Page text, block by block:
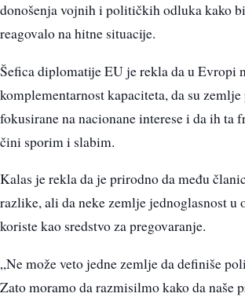
donošenja vojnih i političkih odluka kako
reagovalo na hitne situacije.
Šefica diplomatije EU je rekla da u Evropi
komplementarnost kapaciteta, da su
fokusirane na nacionane interese i da ih ta
čini sporim i slabim.
Kalas je rekla da je prirodno da među
razlike, ali da neke zemlje jednoglasnost u
koriste kao sredstvo za pregovaranje.
„Ne može veto jedne zemlje da definiše
Zato moramo da razmisilmo kako da naše